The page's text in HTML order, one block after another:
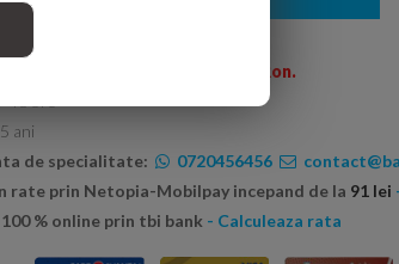
GRATUIT la comenzi peste 600 Ron.
5 ani
de specialitate:
0720456456
rate prin Netopia-Mobilpay incepand de la 91 lei
% online prin tbi bank - Calculeaza rata